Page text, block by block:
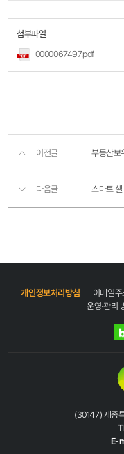
첨부파일
0000067497.pdf
이전글 부동산보
다음글 스마트
개인정보처리방침 이메일
운영·관리
(30147) 세종
E-